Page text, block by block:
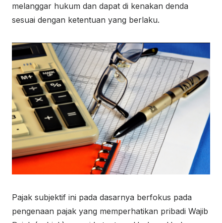
melanggar hukum dan dapat di kenakan denda
sesuai dengan ketentuan yang berlaku.
Pajak subjektif ini pada dasarnya berfokus pada
pengenaan pajak yang memperhatikan pribadi Wajib